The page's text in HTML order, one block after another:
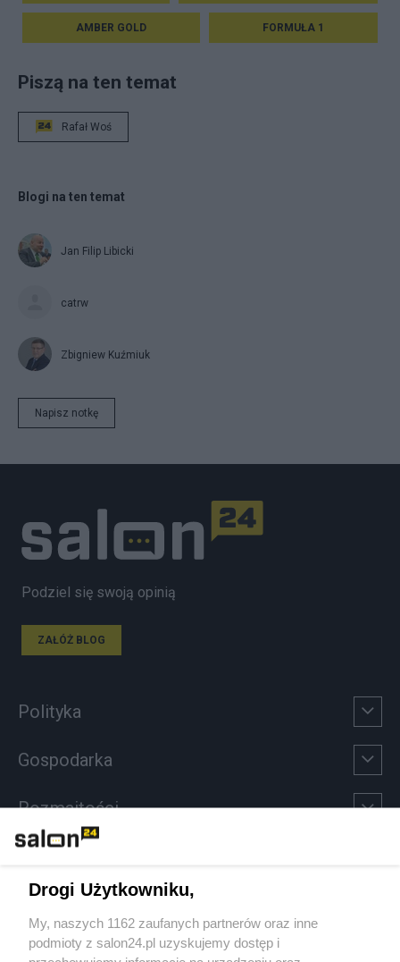
AMBER GOLD FORMUŁA 1
Piszą na ten temat
Rafał Woś
Blogi na ten temat
Jan Filip Libicki
catrw
Zbigniew Kuźmiuk
Napisz notkę
Podziel się swoją opinią
ZAŁÓŻ BLOG
Polityka
Gospodarka
Rozmaitości
Sport
Społeczeństwo
Drogi Użytkowniku,
My, naszych 1162 zaufanych partnerów oraz inne
podmioty z salon24.pl uzyskujemy dostęp i